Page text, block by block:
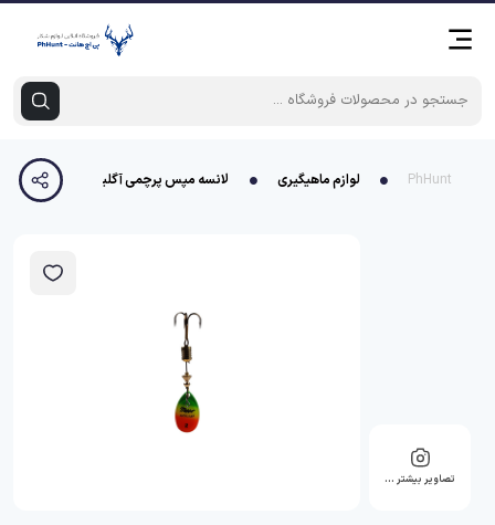
PhHunt لوازم ماهیگیری لانسه مپس پرچمی آگلیا سایز 1
تصاویر بیشتر …